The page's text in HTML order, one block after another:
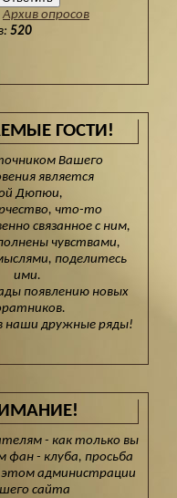
Архив опросов
520
ГОСТИ!
Вашего
является
Дюпюи,
что-то
связанное с ним,
чувствами,
поделитесь
ими.
появлению новых
наши дружные ряды!
- как только вы
фан - клуба, просьба
администрации
сайта